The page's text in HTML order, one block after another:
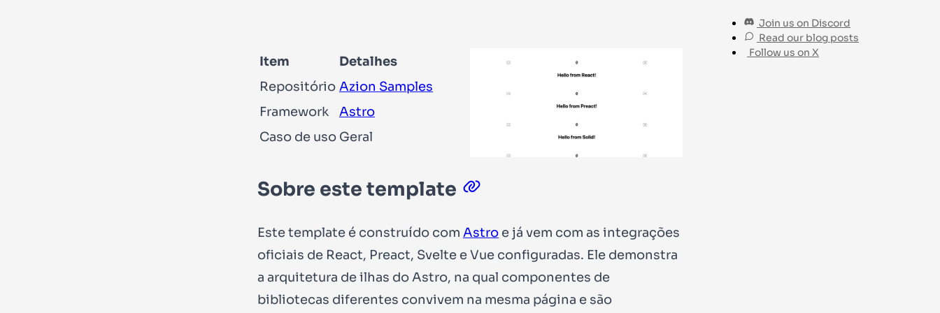
Item
Detalhes
Repositório Azion Samples
Framework
Astro
Caso de uso Geral
Sobre este template
Este template é construído com Astro e já vem com as integrações
oficiais de React, Preact, Svelte e Vue configuradas. Ele demonstra
a arquitetura de ilhas do Astro, na qual componentes de
bibliotecas diferentes convivem na mesma página e são
Join us on Discord
Read our blog posts
Follow us on X